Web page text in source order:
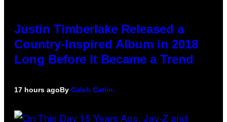
Justin Timberlake Released a
Country-Inspired Album in 2018
Long Before It Became a Trend
17 hours agoBy Caleb Catlin